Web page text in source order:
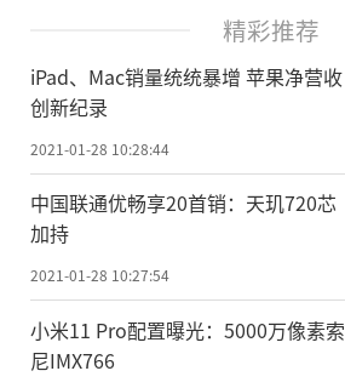
精彩推荐
iPad、Mac销量统统暴增 苹果净营收
创新纪录
2021-01-28 10:28:44
中国联通优畅享20首销：天玑720芯
加持
2021-01-28 10:27:54
小米11 Pro配置曝光：5000万像素索
尼IMX766